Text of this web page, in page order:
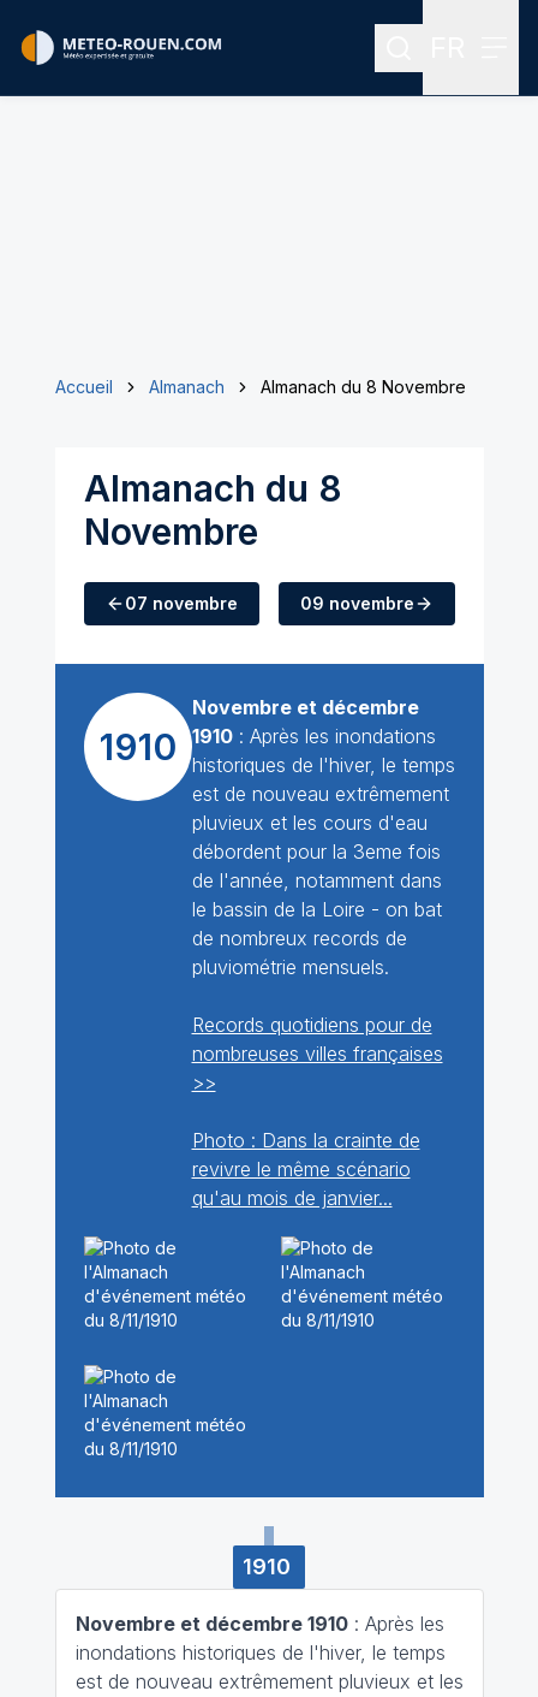
Rechercher
Accueil Almanach Almanach du 8 Novembre
Almanach du 8
Novembre
07 novembre 09 novembre
1910
Novembre et décembre
1910: Après les inondations
historiques de l'hiver, le temps
est de nouveau extrêmement
pluvieux et les cours d'eau
débordent pour la 3eme fois
de l'année, notamment dans
le bassin de la Loire - on bat
de nombreux records de
pluviométrie mensuels.
Records quotidiens pour de
nombreuses villes françaises
>>
Photo : Dans la crainte de
revivre le même scénario
qu'au mois de janvier...
1910
Novembre et décembre 1910: Après les
inondations historiques de l'hiver, le temps
est de nouveau extrêmement pluvieux et les